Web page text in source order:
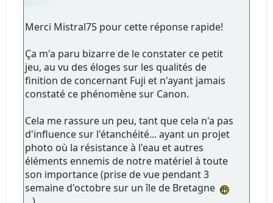
Merci Mistral75 pour cette réponse rapide!
Ça m'a paru bizarre de le constater ce petit
jeu, au vu des éloges sur les qualités de
finition de concernant Fuji et n'ayant jamais
constaté ce phénomène sur Canon.
Cela me rassure un peu, tant que cela n'a pas
d'influence sur l'étanchéité... ayant un projet
photo où la résistance à l'eau et autres
éléments ennemis de notre matériel à toute
son importance (prise de vue pendant 3
semaine d'octobre sur un île de Bretagne